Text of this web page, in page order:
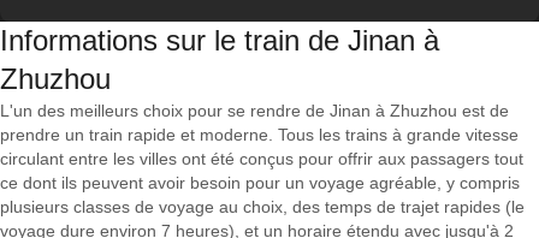
Informations sur le train de Jinan à
Zhuzhou
L'un des meilleurs choix pour se rendre de Jinan à Zhuzhou est de
prendre un train rapide et moderne. Tous les trains à grande vitesse
circulant entre les villes ont été conçus pour offrir aux passagers tout
ce dont ils peuvent avoir besoin pour un voyage agréable, y compris
plusieurs classes de voyage au choix, des temps de trajet rapides (le
voyage dure environ 7 heures), et un horaire étendu avec jusqu'à 2